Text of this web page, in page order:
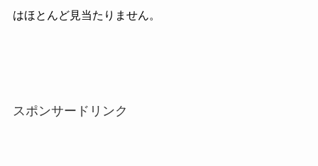
はほとんど見当たりません。
スポンサードリンク